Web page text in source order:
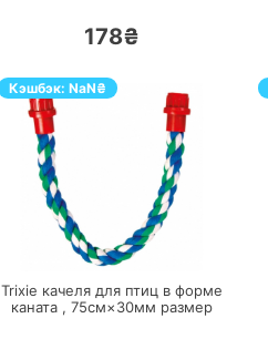
178₴
Кэшбэк: NaN₴
ПЕРЕЙТИ
Trixie качеля для птиц в форме
каната , 75см×30мм размер